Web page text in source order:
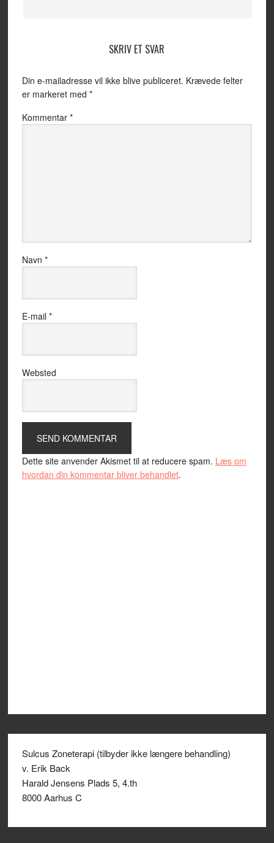
SKRIV ET SVAR
Din e-mailadresse vil ikke blive publiceret. Krævede felter
er markeret med *
Kommentar *
Navn *
E-mail *
Websted
Dette site anvender Akismet til at reducere spam. Læs om
hvordan din kommentar bliver behandlet.
Sulcus Zoneterapi (tilbyder ikke længere behandling)
v. Erik Back
Harald Jensens Plads 5, 4.th
8000 Aarhus C